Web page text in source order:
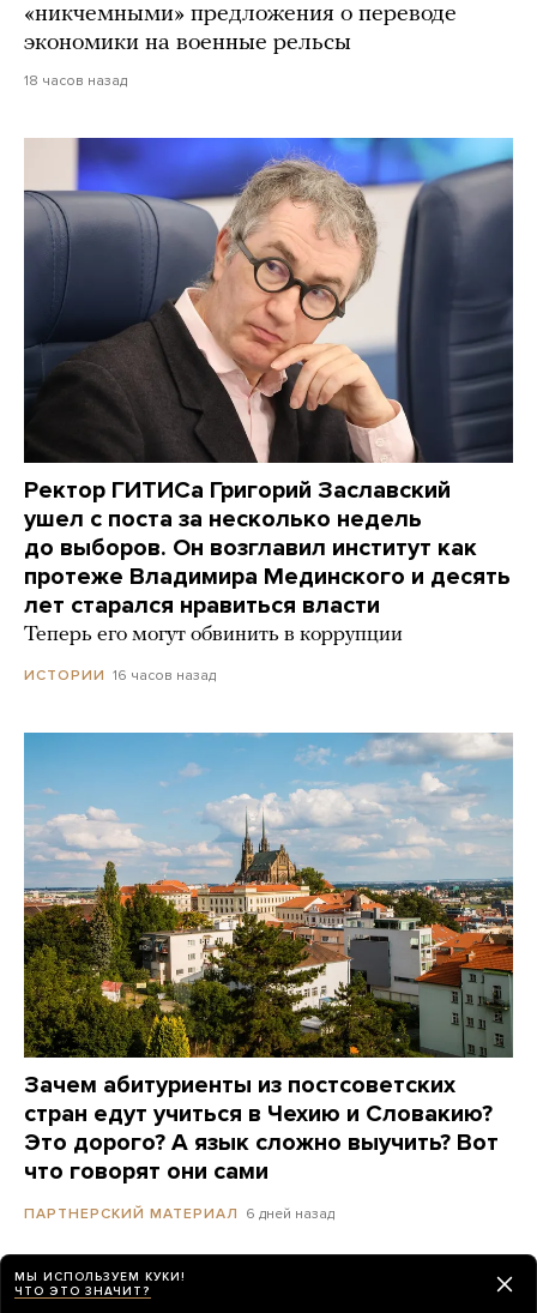
«никчемными» предложения о переводе
экономики на военные рельсы
18 часов назад
Ректор ГИТИСа Григорий Заславский
ушел с поста за несколько недель
до выборов. Он возглавил институт как
протеже Владимира Мединского и десять
лет старался нравиться власти
Теперь его могут обвинить в коррупции
ИСТОРИИ 16 часов назад
Зачем абитуриенты из постсоветских
стран едут учиться в Чехию и Словакию?
Это дорого? А язык сложно выучить? Вот
что говорят они сами
ПАРТНЕРСКИЙ МАТЕРИАЛ 6 дней назад
«ВЧК-ОГПУ»: в Москве прошли секретные
МЫ ИСПОЛЬЗУЕМ КУКИ!
ЧТО ЭТО ЗНАЧИТ?